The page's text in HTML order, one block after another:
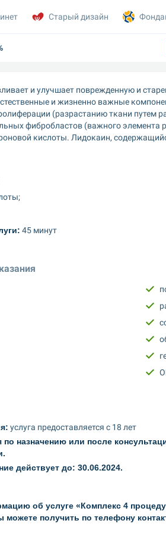
и улучшает поврежденную и
и жизненно важные
(разрастанию ткани путем
фибробластов (важного элемента
кислоты. Лидокаин,
45 минут
услуга предоставляется с 18 лет
по назначению или после
действует до: 30.06.2024.
об услуге «Комплекс 4
можете получить по телефону
Старый дизайн